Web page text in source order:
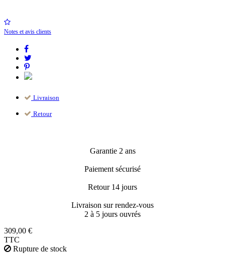
Notes et avis clients
Livraison
Retour
Garantie 2 ans
Paiement sécurisé
Retour 14 jours
Livraison sur rendez-vous
2 à 5 jours ouvrés
309,00 €
TTC
Rupture de stock